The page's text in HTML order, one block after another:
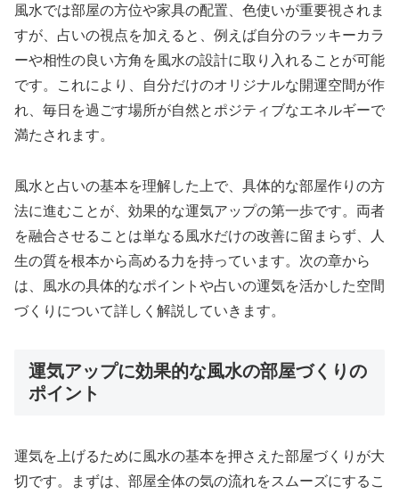
風水では部屋の方位や家具の配置、色使いが重要視されま
すが、占いの視点を加えると、例えば自分のラッキーカラ
ーや相性の良い方角を風水の設計に取り入れることが可能
です。これにより、自分だけのオリジナルな開運空間が作
れ、毎日を過ごす場所が自然とポジティブなエネルギーで
満たされます。
風水と占いの基本を理解した上で、具体的な部屋作りの方
法に進むことが、効果的な運気アップの第一歩です。両者
を融合させることは単なる風水だけの改善に留まらず、人
生の質を根本から高める力を持っています。次の章から
は、風水の具体的なポイントや占いの運気を活かした空間
づくりについて詳しく解説していきます。
運気アップに効果的な風水の部屋づくりの
ポイント
運気を上げるために風水の基本を押さえた部屋づくりが大
切です。まずは、部屋全体の気の流れをスムーズにするこ